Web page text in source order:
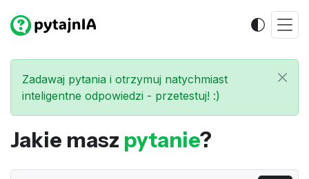
Zadawaj pytania i otrzymuj natychmiast
inteligentne odpowiedzi - przetestuj! :)
Jakie masz pytanie?